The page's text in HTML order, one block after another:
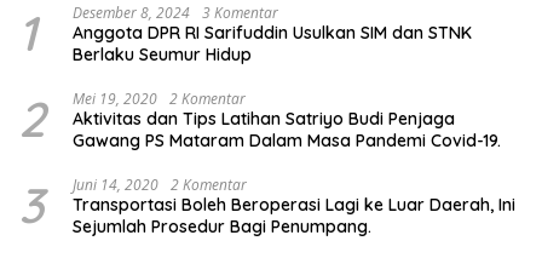
1 Desember 8, 2024 3 Komentar
Anggota DPR RI Sarifuddin Usulkan SIM dan STNK
Berlaku Seumur Hidup
2 Mei 19, 2020 2 Komentar
Aktivitas dan Tips Latihan Satriyo Budi Penjaga
Gawang PS Mataram Dalam Masa Pandemi Covid-19.
3 Juni 14, 2020 2 Komentar
Transportasi Boleh Beroperasi Lagi ke Luar Daerah, Ini
Sejumlah Prosedur Bagi Penumpang.